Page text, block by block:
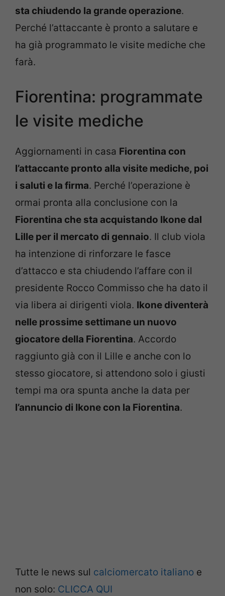
sta chiudendo la grande operazione.
Perché l’attaccante è pronto a salutare e
ha già programmato le visite mediche che
farà.
Fiorentina: programmate
le visite mediche
Aggiornamenti in casa Fiorentina con
l’attaccante pronto alla visite mediche, poi
i saluti e la firma. Perché l’operazione è
ormai pronta alla conclusione con la
Fiorentina che sta acquistando Ikone dal
Lille per il mercato di gennaio. Il club viola
ha intenzione di rinforzare le fasce
d’attacco e sta chiudendo l’affare con il
presidente Rocco Commisso che ha dato il
via libera ai dirigenti viola. Ikone diventerà
nelle prossime settimane un nuovo
giocatore della Fiorentina. Accordo
raggiunto già con il Lille e anche con lo
stesso giocatore, si attendono solo i giusti
tempi ma ora spunta anche la data per
l’annuncio di Ikone con la Fiorentina.
Tutte le news sul calciomercato italiano e
non solo: CLICCA QUI